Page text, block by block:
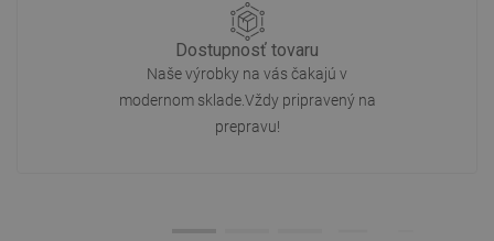
Dostupnosť tovaru
Naše výrobky na vás čakajú v
modernom sklade.Vždy pripravený na
prepravu!